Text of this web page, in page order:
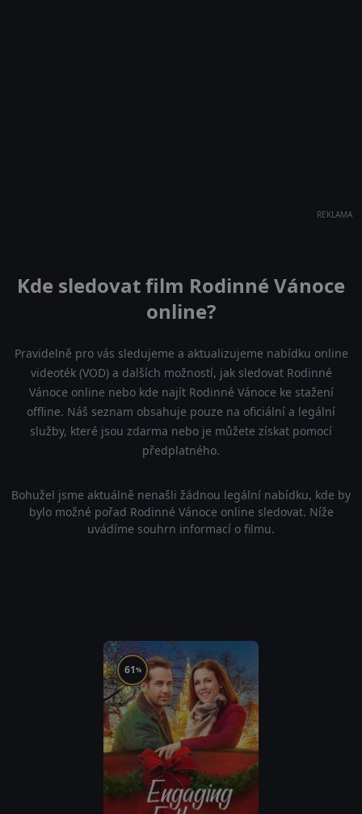
REKLAMA
Kde sledovat film Rodinné Vánoce
online?
Pravidelně pro vás sledujeme a aktualizujeme nabídku online
videoték (VOD) a dalších možností, jak sledovat Rodinné
Vánoce online nebo kde najít Rodinné Vánoce ke stažení
offline. Náš seznam obsahuje pouze na oficiální a legální
služby, které jsou zdarma nebo je můžete získat pomocí
předplatného.
Bohužel jsme aktuálně nenašli žádnou legální nabídku, kde by
bylo možné pořad Rodinné Vánoce online sledovat. Níže
uvádíme souhrn informací o filmu.
61%